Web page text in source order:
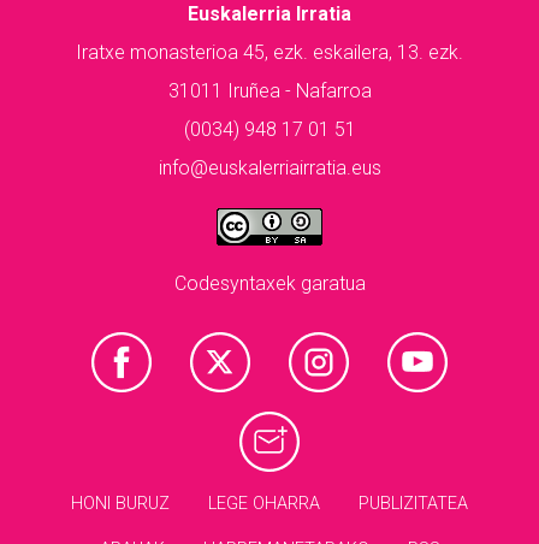
Euskalerria Irratia
Iratxe monasterioa 45, ezk. eskailera, 13. ezk.
31011 Iruñea - Nafarroa
(0034) 948 17 01 51
info@euskalerriairratia.eus
Codesyntaxek garatua
HONI BURUZ LEGE OHARRA PUBLIZITATEA